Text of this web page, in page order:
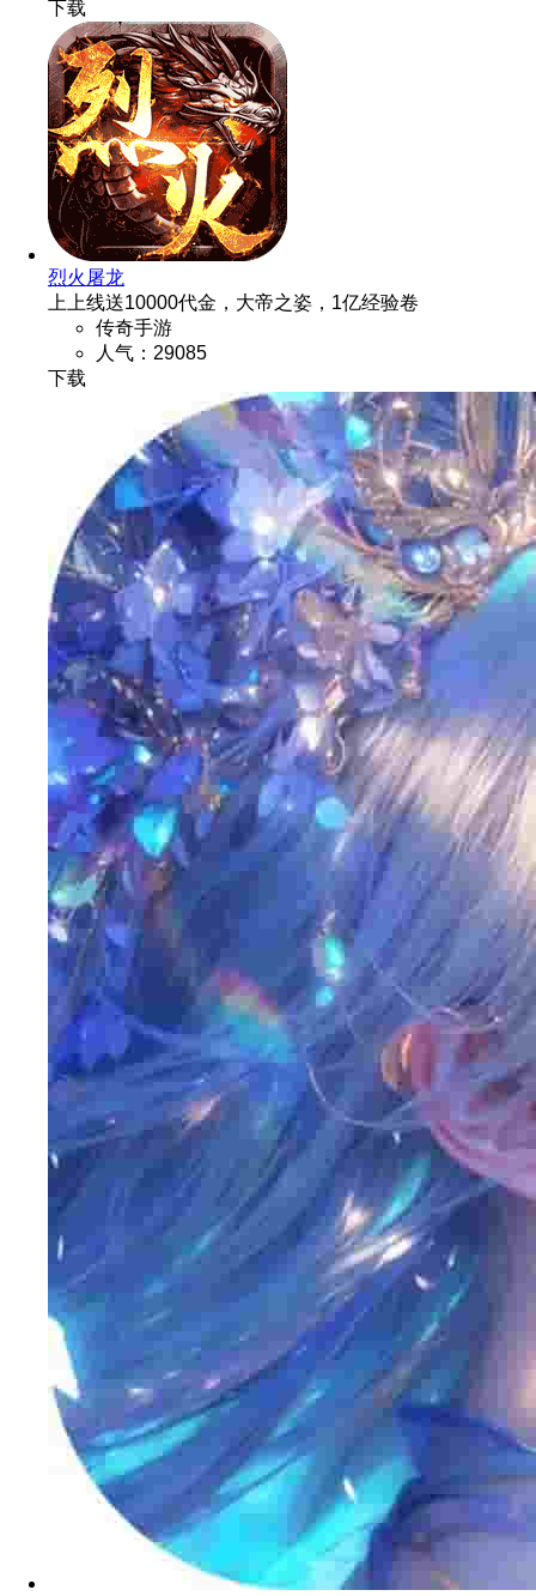
烈火屠龙
上上线送10000代金，大帝之姿，1亿经验卷
传奇手游
人气：29085